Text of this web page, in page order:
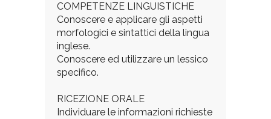
COMPETENZE LINGUISTICHE
Conoscere e applicare gli aspetti
morfologici e sintattici della lingua
inglese.
Conoscere ed utilizzare un lessico
specifico.
RICEZIONE ORALE
Individuare le informazioni richieste